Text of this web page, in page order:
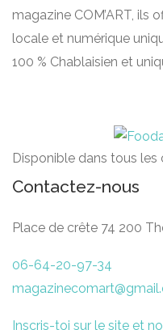
magazine COM’ART, ils
locale et numérique
100 % Chablaisien et
Disponible dans tous
Contactez-nous
Place de crête 74 200
06-64-20-97-34
Inscris-toi sur le site et